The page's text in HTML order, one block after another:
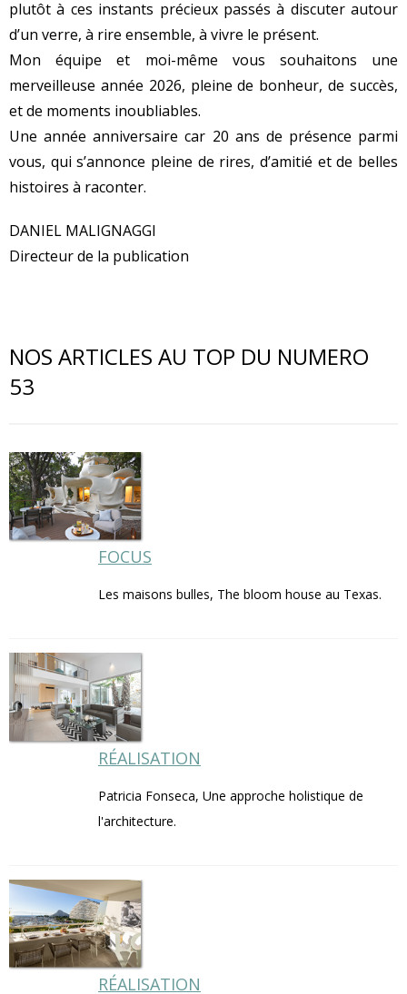
plutôt à ces instants précieux passés à discuter autour
d’un verre, à rire ensemble, à vivre le présent.
Mon équipe et moi-même vous souhaitons une
merveilleuse année 2026, pleine de bonheur, de succès,
et de moments inoubliables.
Une année anniversaire car 20 ans de présence parmi
vous, qui s’annonce pleine de rires, d’amitié et de belles
histoires à raconter.
DANIEL MALIGNAGGI
Directeur de la publication
NOS ARTICLES AU TOP DU NUMERO
53
FOCUS
Les maisons bulles, The bloom house au Texas.
RÉALISATION
Patricia Fonseca, Une approche holistique de
l'architecture.
RÉALISATION